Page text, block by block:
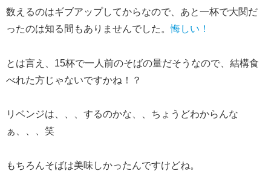
数えるのはギブアップしてからなので、あと一杯で大関だ
ったのは知る間もありませんでした。悔しい！
とは言え、15杯で一人前のそばの量だそうなので、結構食
べれた方じゃないですかね！？
リベンジは、、、するのかな、、ちょうどわからんな
ぁ、、、笑
もちろんそばは美味しかったんですけどね。